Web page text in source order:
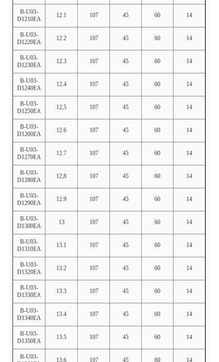
B-U03-
D1210EA
12.1 107 45 60 14
B-U03-
D1220EA
12.2 107 45 60 14
B-U03-
D1230EA
12.3 107 45 60 14
B-U03-
D1240EA
12.4 107 45 60 14
B-U03-
D1250EA
12,5 107 45 60 14
B-U03-
D1260EA
12.6 107 45 60 14
B-U03-
D1270EA
12.7 107 45 60 14
B-U03-
D1280EA
12,8 107 45 60 14
B-U03-
D1290EA
12.9 107 45 60 14
B-U03-
D1300EA
13 107 45 60 14
B-U03-
D1310EA
13.1 107 45 60 14
B-U03-
D1320EA
13.2 107 45 60 14
B-U03-
D1330EA
13.3 107 45 60 14
B-U03-
D1340EA
13.4 107 45 60 14
B-U03-
D1350EA
13.5 107 45 60 14
B-U03-
13.6 107 45 60 14